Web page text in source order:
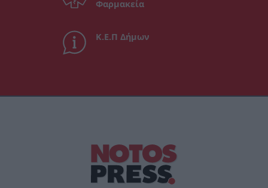
Φαρμακεία
Κ.Ε.Π Δήμων